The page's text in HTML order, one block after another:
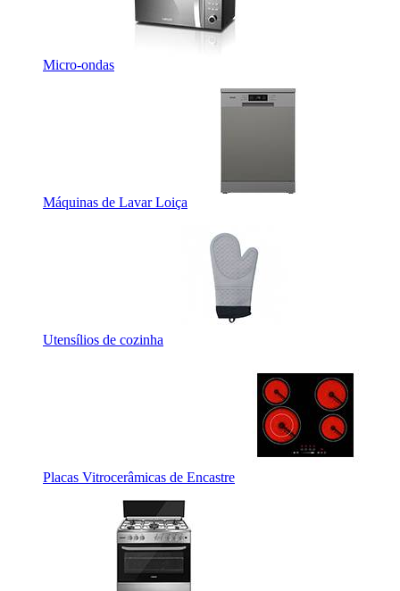
Micro-ondas
Máquinas de Lavar Loiça
Utensílios de cozinha
Placas Vitrocerâmicas de Encastre